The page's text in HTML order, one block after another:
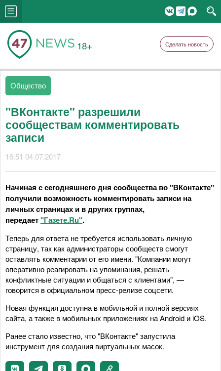
18+ Сделать новость
Общество
"ВКонтакте" разрешили
сообществам комментировать
записи
16:51 04.07.2017
Начиная с сегодняшнего дня сообщества во "ВКонтакте"
получили возможность комментировать записи на
личных страницах и в других группах,
передает"Газете.Ru".
Теперь для ответа не требуется использовать личную
страницу, так как администраторы сообществ смогут
оставлять комментарии от его имени. "Компании могут
оперативно реагировать на упоминания, решать
конфликтные ситуации и общаться с клиентами", —
говорится в официальном пресс-релизе соцсети.
Новая функция доступна в мобильной и полной версиях
сайта, а также в мобильных приложениях на Android и iOS.
Ранее стало известно, что "ВКонтакте" запустила
инструмент для создания виртуальных масок.